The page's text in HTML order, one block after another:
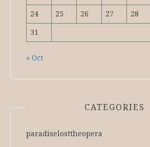
24 25 26 27 28
31
« Oct
CATEGORIES
paradiselosttheopera